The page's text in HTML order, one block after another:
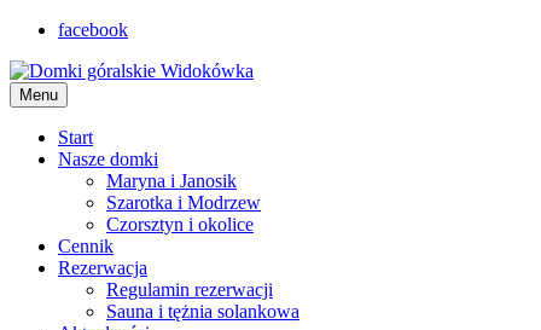
facebook
Menu
Start
Nasze domki
Maryna i Janosik
Szarotka i Modrzew
Czorsztyn i okolice
Cennik
Rezerwacja
Regulamin rezerwacji
Sauna i tężnia solankowa